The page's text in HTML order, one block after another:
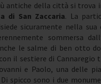
antiche della città si trova
di San Zaccaria. La
sicuramente nella
sommersa
le salme di ben otto
il sestiere di Cannaregio
e Paolo, una delle
Di spicco sono i due